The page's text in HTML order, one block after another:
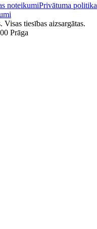
noteikumiPrivātuma politika
tiesības aizsargātas.
Prāga